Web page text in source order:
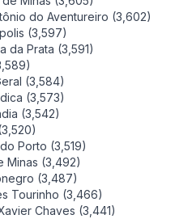
do Aventureiro (3,602)
(3,597)
da Prata (3,591)
(3,584)
(3,573)
(3,542)
Porto (3,519)
Minas (3,492)
(3,487)
Tourinho (3,466)
Chaves (3,441)